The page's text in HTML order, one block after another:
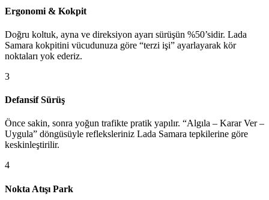
Ergonomi & Kokpit
Doğru koltuk, ayna ve direksiyon ayarı sürüşün %50’sidir. Lada
Samara kokpitini vücudunuza göre “terzi işi” ayarlayarak kör
noktaları yok ederiz.
3
Defansif Sürüş
Önce sakin, sonra yoğun trafikte pratik yapılır. “Algıla – Karar Ver –
Uygula” döngüsüyle refleksleriniz Lada Samara tepkilerine göre
keskinleştirilir.
4
Nokta Atışı Park